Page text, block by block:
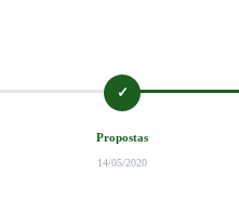
✓
Propostas
14/05/2020